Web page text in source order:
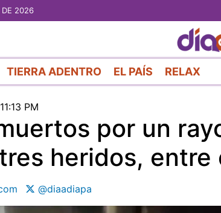
DE 2026
TIERRA ADENTRO EL PAÍS RELAX
PM
por un
heridos, entre
@diaadiapa